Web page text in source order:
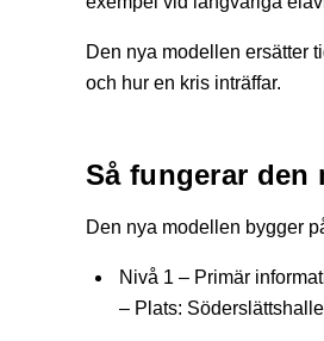
Den nya modellen ersätter
och hur en kris inträffar.
Så fungerar den
Den nya modellen bygger
Nivå 1 – Primär
– Plats: